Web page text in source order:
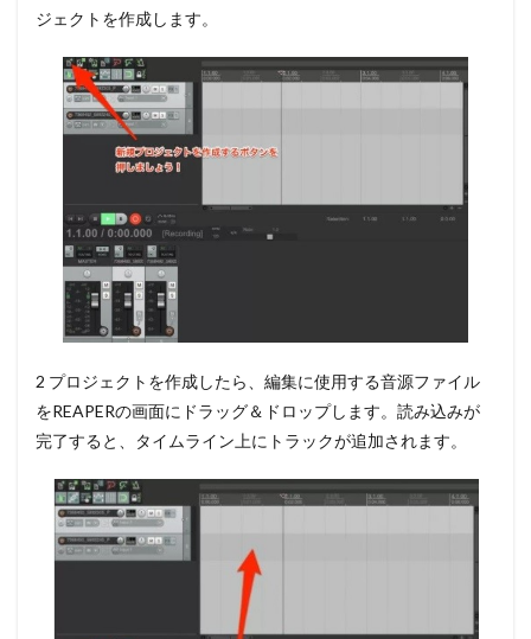
ジェクトを作成します。
2 プロジェクトを作成したら、編集に使用する音源ファイル
をREAPERの画面にドラッグ＆ドロップします。読み込みが
完了すると、タイムライン上にトラックが追加されます。